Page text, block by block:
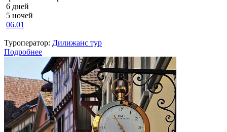
6 дней
5 ночей
06.01
Туроператор: Дилижанс тур
Подробнее